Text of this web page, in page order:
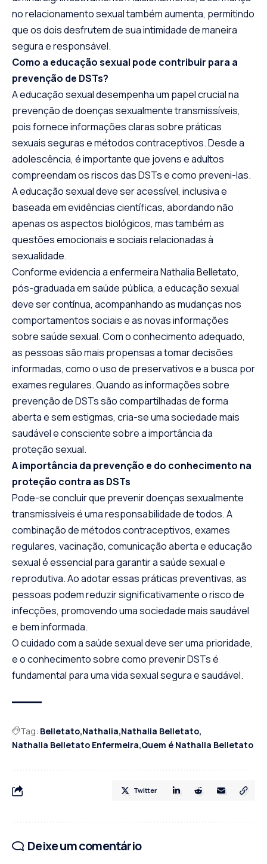
no relacionamento sexual também aumenta, permitindo
que os dois desfrutem de sua intimidade de maneira
segura e responsável.
Como a educação sexual pode contribuir para a
prevenção de DSTs?
A educação sexual desempenha um papel crucial na
prevenção de doenças sexualmente transmissíveis,
pois fornece informações claras sobre práticas
sexuais seguras e métodos contraceptivos. Desde a
adolescência, é importante que jovens e adultos
compreendam os riscos das DSTs e como preveni-las.
A educação sexual deve ser acessível, inclusiva e
baseada em evidências científicas, abordando não
apenas os aspectos biológicos, mas também as
questões emocionais e sociais relacionadas à
sexualidade.
Conforme evidencia a enfermeira Nathalia Belletato,
pós-graduada em saúde pública, a educação sexual
deve ser contínua, acompanhando as mudanças nos
comportamentos sociais e as novas informações
sobre saúde sexual. Com o conhecimento adequado,
as pessoas são mais propensas a tomar decisões
informadas, como o uso de preservativos e a busca por
exames regulares. Quando as informações sobre
prevenção de DSTs são compartilhadas de forma
aberta e sem estigmas, cria-se uma sociedade mais
saudável e consciente sobre a importância da
proteção sexual.
A importância da prevenção e do conhecimento na
proteção contra as DSTs
Pode-se concluir que prevenir doenças sexualmente
transmissíveis é uma responsabilidade de todos. A
combinação de métodos contraceptivos, exames
regulares, vacinação, comunicação aberta e educação
sexual é essencial para garantir a saúde sexual e
reprodutiva. Ao adotar essas práticas preventivas, as
pessoas podem reduzir significativamente o risco de
infecções, promovendo uma sociedade mais saudável
e bem informada.
O cuidado com a saúde sexual deve ser uma prioridade,
e o conhecimento sobre como prevenir DSTs é
fundamental para uma vida sexual segura e saudável.
Tag: Belletato Nathalia Nathalia Belletato
Nathalia Belletato Enfermeira Quem é Nathalia Belletato
Twitter
Deixe um comentário